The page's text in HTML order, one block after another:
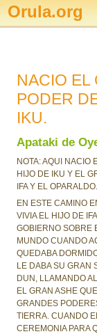
Orula.org
NACIO EL
PODER
IKU.
Apataki de
NOTA: AQUI NACIO
HIJO DE IKU Y EL
IFA Y EL OPARALDO.
EN ESTE CAMINO
VIVIA EL HIJO DE
GOBIERNO SOBRE
MUNDO CUANDO
QUEDABA
LE DABA SU GRAN
DUN, LLAMANDO
EL GRAN ASHE
GRANDES
TIERRA. CUANDO
CEREMONIA PARA